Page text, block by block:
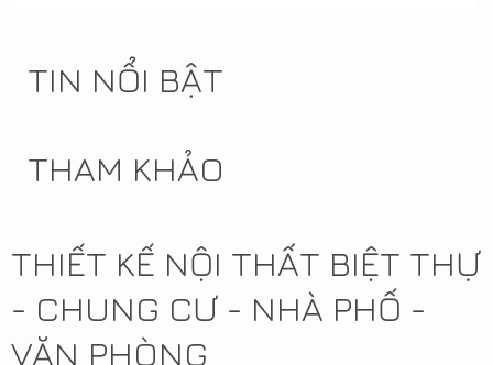
TIN NỔI BẬT
THAM KHẢO
THIẾT KẾ NỘI THẤT BIỆT THỰ
- CHUNG CƯ - NHÀ PHỐ -
VĂN PHÒNG